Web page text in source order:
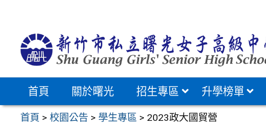
首頁 關於曙光 招生專區 升學榜單
首頁 >校園公告 > 學生專區 > 2023政大國貿營